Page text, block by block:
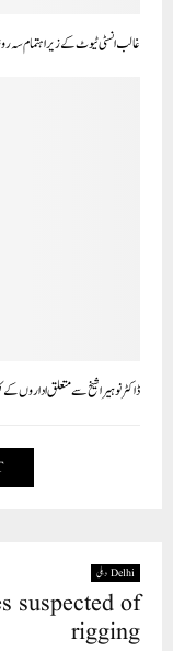
غالب انسٹی ٹیوٹ کے زیر اہتمام سہ
ڈاکٹر نوہیرا شیخ سے متعلق اداروں کے کلینڈر
Delhi دہلی
suspected of
rigging